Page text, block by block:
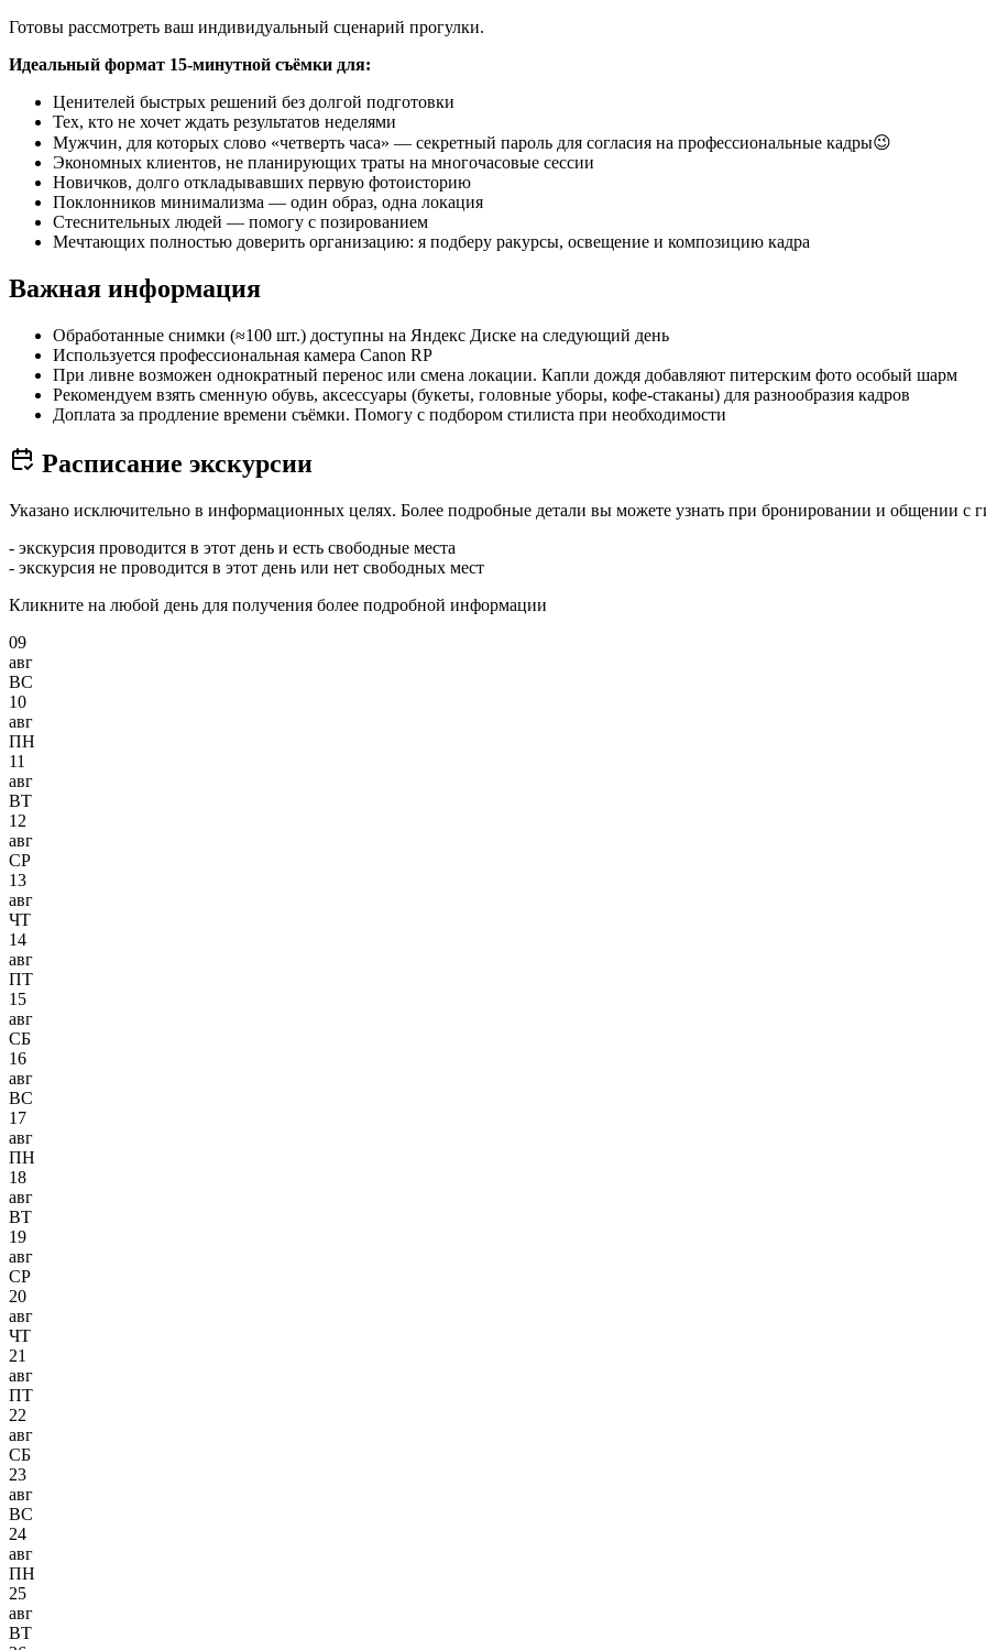
Готовы рассмотреть ваш индивидуальный сценарий прогулки.
Идеальный формат 15-минутной съёмки для:
Ценителей быстрых решений без долгой подготовки
Тех, кто не хочет ждать результатов неделями
Мужчин, для которых слово «четверть часа» — секретный пароль для согласия на профессиональные кадры😉
Экономных клиентов, не планирующих траты на многочасовые сессии
Новичков, долго откладывавших первую фотоисторию
Поклонников минимализма — один образ, одна локация
Стеснительных людей — помогу с позированием
Мечтающих полностью доверить организацию: я подберу ракурсы, освещение и композицию кадра
Важная информация
Обработанные снимки (≈100 шт.) доступны на Яндекс Диске на следующий день
Используется профессиональная камера Canon RP
При ливне возможен однократный перенос или смена локации. Капли дождя добавляют питерским фото особый шарм
Рекомендуем взять сменную обувь, аксессуары (букеты, головные уборы, кофе-стаканы) для разнообразия кадров
Доплата за продление времени съёмки. Помогу с подбором стилиста при необходимости
Расписание экскурсии
Указано исключительно в информационных целях. Более подробные детали вы можете узнать при бронировании и общении с
- экскурсия проводится в этот день и есть свободные места
- экскурсия не проводится в этот день или нет свободных мест
Кликните на любой день для получения более подробной информации
09
авг
ВС
10
авг
ПН
11
авг
ВТ
12
авг
СР
13
авг
ЧТ
14
авг
ПТ
15
авг
СБ
16
авг
ВС
17
авг
ПН
18
авг
ВТ
19
авг
СР
20
авг
ЧТ
21
авг
ПТ
22
авг
СБ
23
авг
ВС
24
авг
ПН
25
авг
ВТ